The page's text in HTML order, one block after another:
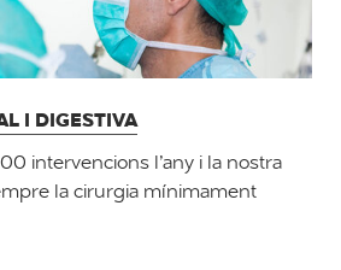
I DIGESTIVA
intervencions l’any i la nostra
la cirurgia mínimament